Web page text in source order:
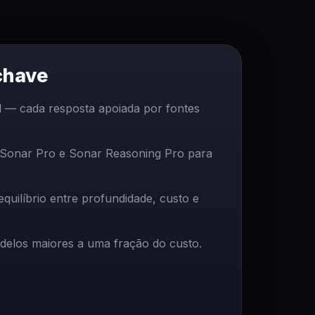
— cada resposta apoiada por fontes
Pro e Sonar Reasoning Pro para
entre profundidade, custo e
maiores a uma fração do custo.